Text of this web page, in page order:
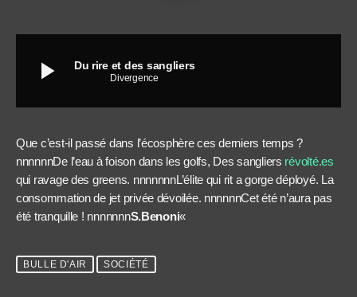
play_arrow Du rire et des sangliers
Divergence
Que c’est-il passé dans l’écosphère ces derniers temps ?
nnnnnnDe l’eau à foison dans les golfs, Des sangliers révolté.es
qui ravage des greens. nnnnnnnL’élite qui rit a gorge déployé. La
consommation de jet privée dévoilée. nnnnnnCet été n’aura pas
été tranquille ! nnnnnnnS.Benoni«
BULLE D'AIR SOCIÉTÉ